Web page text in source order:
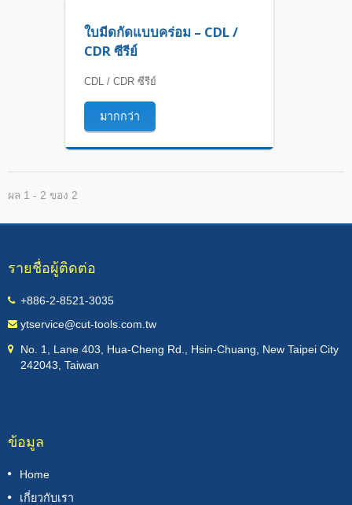
ใบมีดกัดแบบคร่อม – CDL /
CDR ซีรีย์
CDL / CDR ซีรีย์
มากกว่า
ผล 1 - 2 ของ 2
รายชื่อผู้ติดต่อ
+886-2-8521-3035
ytservice@cut-tools.com.tw
No. 1, Lane 403, Hua-Cheng Rd., Hsin-Chuang, New Taipei City
242043, Taiwan
ข้อมูล
Home
เกี่ยวกับเรา